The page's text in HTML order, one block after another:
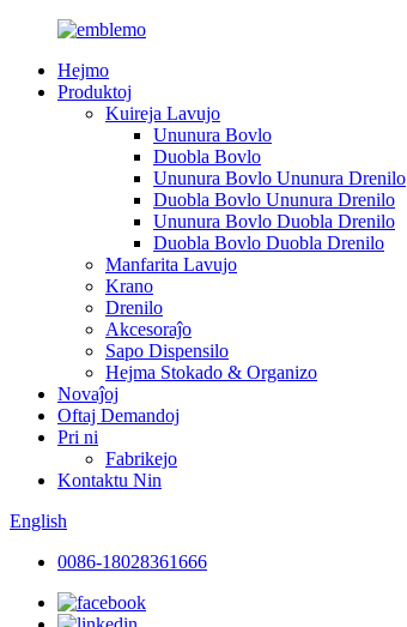
Hejmo
Produktoj
Kuireja Lavujo
Ununura Bovlo
Duobla Bovlo
Ununura Bovlo Ununura Drenilo
Duobla Bovlo Ununura Drenilo
Ununura Bovlo Duobla Drenilo
Duobla Bovlo Duobla Drenilo
Manfarita Lavujo
Krano
Drenilo
Akcesoraĵo
Sapo Dispensilo
Hejma Stokado & Organizo
Novaĵoj
Oftaj Demandoj
Pri ni
Fabrikejo
Kontaktu Nin
English
0086-18028361666